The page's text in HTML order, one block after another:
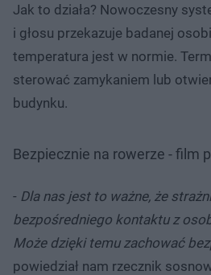
Jak to działa? Nowoczesny
i głosu przekazuje badanej
temperatura jest w normie.
sterować zamykaniem lub
budynku.
Bezpiecznie na rowerze - film
- Dla nas jest to ważne, że
bezpośredniego kontaktu z
Może dzięki temu zachować
powiedział nam rzecznik